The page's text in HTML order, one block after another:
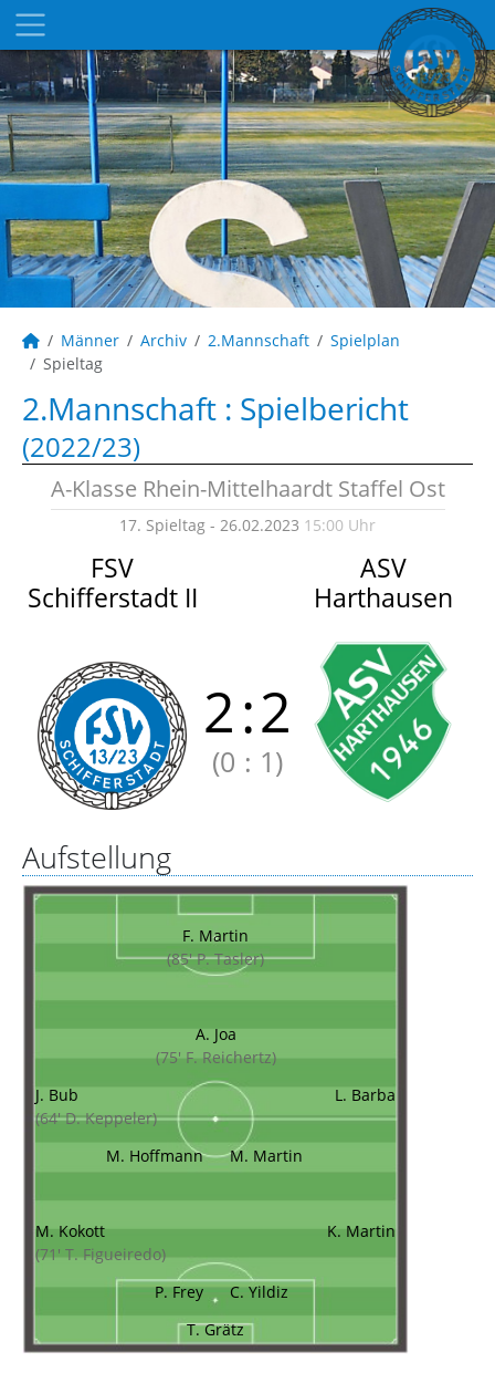
Männer Archiv 2.Mannschaft
Spielplan
Spieltag
2.Mannschaft : Spielbericht
(2022/23)
A-Klasse Rhein-Mittelhaardt Staffel Ost
17. Spieltag - 26.02.2023 15:00 Uhr
FSV
Schifferstadt II
ASV
Harthausen
2:2
(0 : 1)
Aufstellung
F. Martin
(85' P. Tasler)
A. Joa
(75' F. Reichertz)
J. Bub
(64' D. Keppeler)
L. Barba
M. Hoffmann M. Martin
M. Kokott
(71' T. Figueiredo)
K. Martin
P. Frey
C. Yildiz
T. Grätz